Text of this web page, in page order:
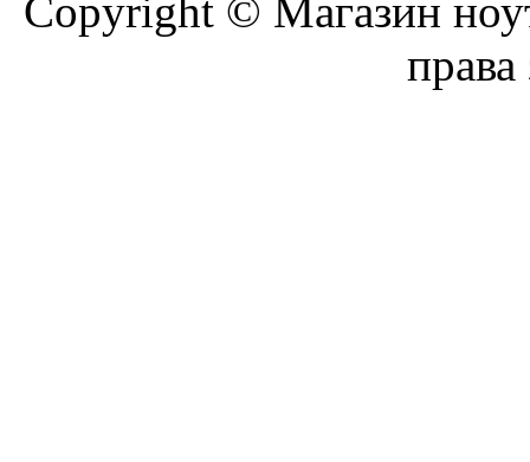
Copyright © Магазин